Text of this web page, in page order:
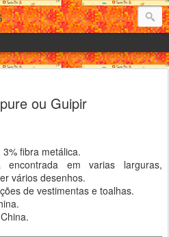
ou Guipir
fibra metálica.
em varias larguras,
vários desenhos.
de vestimentas e toalhas.